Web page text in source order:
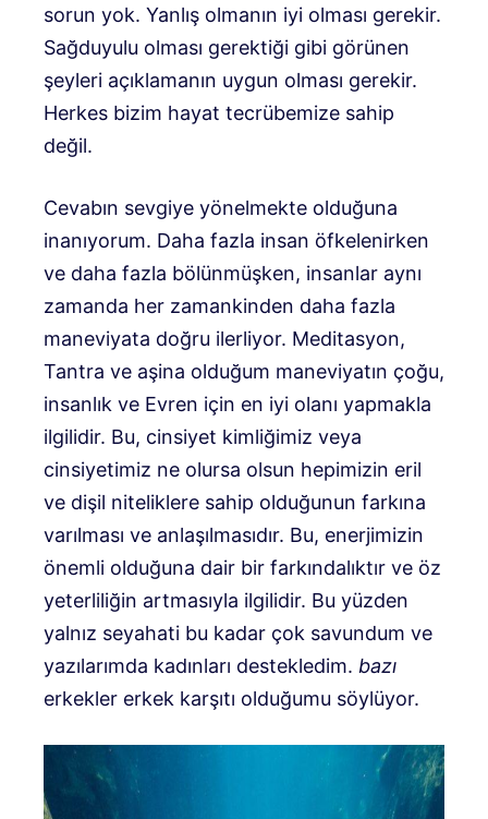
sorun yok. Yanlış olmanın iyi olması gerekir.
Sağduyulu olması gerektiği gibi görünen
şeyleri açıklamanın uygun olması gerekir.
Herkes bizim hayat tecrübemize sahip
değil.
Cevabın sevgiye yönelmekte olduğuna
inanıyorum. Daha fazla insan öfkelenirken
ve daha fazla bölünmüşken, insanlar aynı
zamanda her zamankinden daha fazla
maneviyata doğru ilerliyor. Meditasyon,
Tantra ve aşina olduğum maneviyatın çoğu,
insanlık ve Evren için en iyi olanı yapmakla
ilgilidir. Bu, cinsiyet kimliğimiz veya
cinsiyetimiz ne olursa olsun hepimizin eril
ve dişil niteliklere sahip olduğunun farkına
varılması ve anlaşılmasıdır. Bu, enerjimizin
önemli olduğuna dair bir farkındalıktır ve öz
yeterliliğin artmasıyla ilgilidir. Bu yüzden
yalnız seyahati bu kadar çok savundum ve
yazılarımda kadınları destekledim. bazı
erkekler erkek karşıtı olduğumu söylüyor.